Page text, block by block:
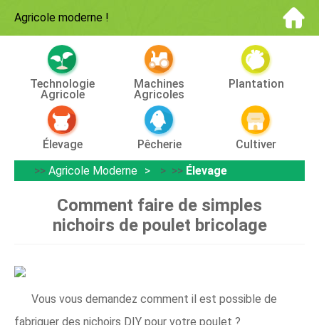
Agricole moderne !
Technologie
Agricole
Machines
Agricoles
Plantation
Élevage Pêcherie
Cultiver
>> Agricole Moderne > >> Élevage
Comment faire de simples
nichoirs de poulet bricolage
Vous vous demandez comment il est possible de
fabriquer des nichoirs DIY pour votre poulet ?